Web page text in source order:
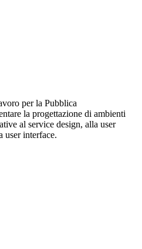
per la Pubblica
la progettazione di ambienti
al service design, alla user
user interface.